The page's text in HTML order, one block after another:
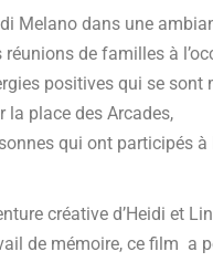
Melano dans une
de familles à
positives qui se sont
la place des Arcades,
qui ont participés à
créative d’Heidi et
de mémoire, ce film a